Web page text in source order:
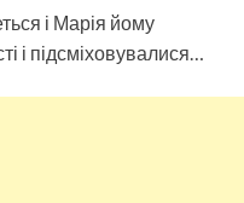
і Марія йому
і підсміховувалися…